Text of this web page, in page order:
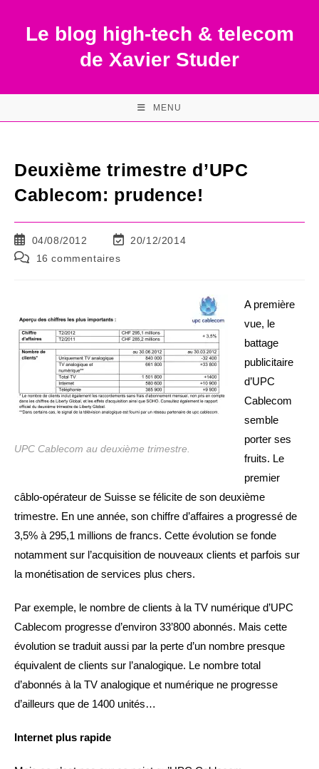
contentLe blog high-tech & telecom
de Xavier Studer
MENU
Deuxième trimestre d’UPC
Cablecom: prudence!
Publication
publiée :
04/08/2012
Dernière
20/12/2014
Commentaires
16 commentaires
UPC Cablecom au deuxième trimestre.
A première
vue, le
battage
publicitaire
d’UPC
Cablecom
semble
porter ses
fruits. Le
premier
câblo-opérateur de Suisse se félicite de son deuxième
trimestre. En une année, son chiffre d’affaires a progressé de
3,5% à 295,1 millions de francs. Cette évolution se fonde
notamment sur l’acquisition de nouveaux clients et parfois sur
la monétisation de services plus chers.
Par exemple, le nombre de clients à la TV numérique d’UPC
Cablecom progresse d’environ 33’800 abonnés. Mais cette
évolution se traduit aussi par la perte d’un nombre presque
équivalent de clients sur l’analogique. Le nombre total
d’abonnés à la TV analogique et numérique ne progresse
d’ailleurs que de 1400 unités…
Internet plus rapide